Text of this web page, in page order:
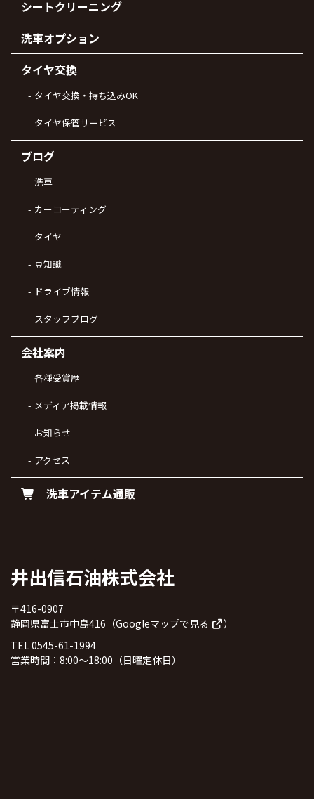
シートクリーニング
洗車オプション
タイヤ交換
タイヤ交換・持ち込みOK
タイヤ保管サービス
ブログ
洗車
カーコーティング
タイヤ
豆知識
ドライブ情報
スタッフブログ
会社案内
各種受賞歴
メディア掲載情報
お知らせ
アクセス
洗車アイテム通販
井出信石油株式会社
〒416-0907
静岡県富士市中島416（Googleマップで見る
）
TEL 0545-61-1994
営業時間：8:00～18:00（日曜定休日）